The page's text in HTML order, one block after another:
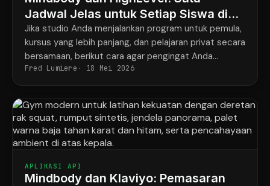
Jadwal Jelas untuk Setiap Siswa di
Semua Program
Jika studio Anda menjalankan program untuk pemula,
kursus yang lebih panjang, dan pelajaran privat secara
bersamaan, berikut cara agar pengingat Anda
akhirnya sesuai dengan apa yang sebenarnya telah
dipesan oleh setiap siswa.
Fred Lumiere 18 Mei 2026
APLIKASI API
Mindbody dan Klaviyo: Pemasaran